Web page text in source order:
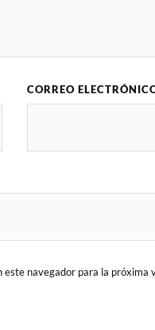
CORREO
navegador para la próxima